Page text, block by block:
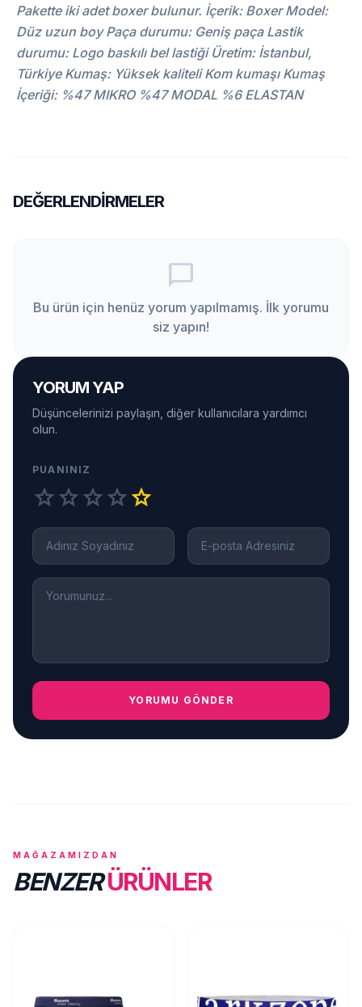
Pakette iki adet boxer bulunur. İçerik: Boxer Model:
Düz uzun boy Paça durumu: Geniş paça Lastik
durumu: Logo baskılı bel lastiği Üretim: İstanbul,
Türkiye Kumaş: Yüksek kaliteli Kom kumaşı Kumaş
İçeriği: %47 MIKRO %47 MODAL %6 ELASTAN
DEĞERLENDIRMELER
chat_bubble_outline
Bu ürün için henüz yorum yapılmamış. İlk yorumu
siz yapın!
YORUM YAP
Düşüncelerinizi paylaşın, diğer kullanıcılara yardımcı
olun.
PUANINIZ
starstarstarstarstar
YORUMU GÖNDER
MAĞAZAMIZDAN
BENZERÜRÜNLER